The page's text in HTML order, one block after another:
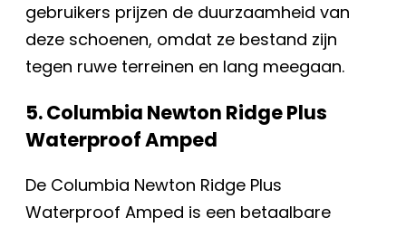
gebruikers prijzen de duurzaamheid van
deze schoenen, omdat ze bestand zijn
tegen ruwe terreinen en lang meegaan.
5. Columbia Newton Ridge Plus
Waterproof Amped
De Columbia Newton Ridge Plus
Waterproof Amped is een betaalbare